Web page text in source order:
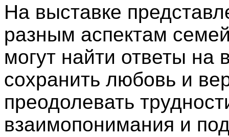
На выставке
разным аспектам
могут найти ответы на
сохранить любовь и
преодолевать
взаимопонимания и